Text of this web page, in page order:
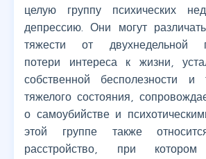
целую группу психических
депрессию. Они могут
тяжести от двухнедельной
потери интереса к жизни,
собственной бесполезности
тяжелого состояния,
о самоубийстве и
этой группе также
расстройство, при котором